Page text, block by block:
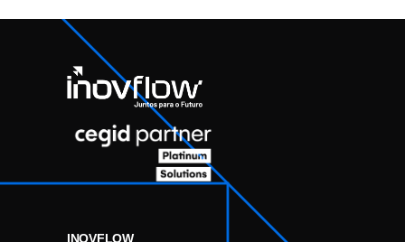
INOVFLOW